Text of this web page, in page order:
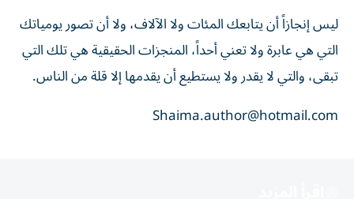
ليس إنجازاً أن يتابعك المئات ولا الآلاف، ولا أن تصور يومياتك
التي هي عابرة ولا تعني أحداً، المنجزات الحقيقية هي تلك التي
تبقى، والتي لا يقدر ولا يستطيع أن يقدمها إلا قلة من الناس.
Shaima.author@hotmail.com